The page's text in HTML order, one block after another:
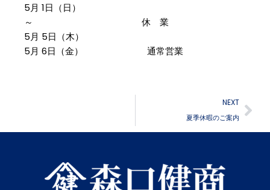
5月 1日（日）
～ 休 業
5月 5日（木）
5月 6日（金） 通常営業
NEXT
夏季休暇のご案内